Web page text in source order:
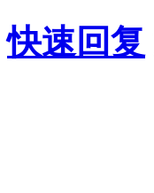
快速回复